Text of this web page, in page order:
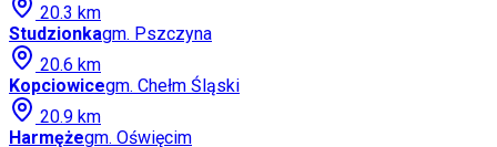
20.3 km
Studzionkagm. Pszczyna
20.6 km
Kopciowicegm. Chełm Śląski
20.9 km
Harmężegm. Oświęcim